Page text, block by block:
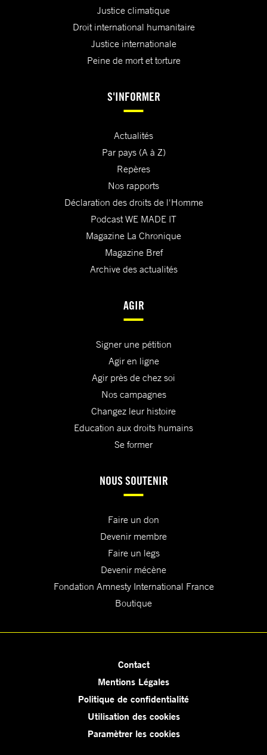
Justice climatique
Droit international humanitaire
Justice internationale
Peine de mort et torture
S'INFORMER
Actualités
Par pays (A à Z)
Repères
Nos rapports
Déclaration des droits de l'Homme
Podcast WE MADE IT
Magazine La Chronique
Magazine Bref
Archive des actualités
AGIR
Signer une pétition
Agir en ligne
Agir près de chez soi
Nos campagnes
Changez leur histoire
Education aux droits humains
Se former
NOUS SOUTENIR
Faire un don
Devenir membre
Faire un legs
Devenir mécène
Fondation Amnesty International France
Boutique
Contact
Mentions Légales
Politique de confidentialité
Utilisation des cookies
Paramètrer les cookies